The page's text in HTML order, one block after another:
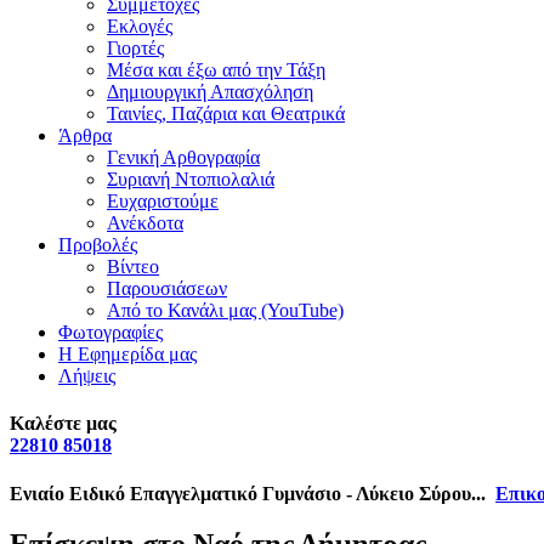
Συμμετοχές
Εκλογές
Γιορτές
Μέσα και έξω από την Τάξη
Δημιουργική Απασχόληση
Ταινίες, Παζάρια και Θεατρικά
Άρθρα
Γενική Αρθογραφία
Συριανή Ντοπιολαλιά
Ευχαριστούμε
Ανέκδοτα
Προβολές
Βίντεο
Παρουσιάσεων
Από το Κανάλι μας (YouTube)
Φωτογραφίες
Η Εφημερίδα μας
Λήψεις
Καλέστε μας
22810 85018
Ενιαίο Ειδικό Επαγγελματικό Γυμνάσιο - Λύκειο Σύρου...